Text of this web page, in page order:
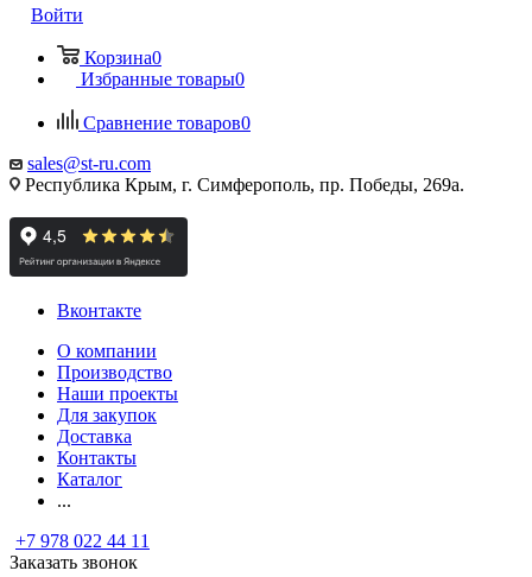
Войти
Корзина0
Избранные товары0
Сравнение товаров0
sales@st-ru.com
Республика Крым, г. Симферополь, пр. Победы, 269а.
Вконтакте
О компании
Производство
Наши проекты
Для закупок
Доставка
Контакты
Каталог
...
+7 978 022 44 11
Заказать звонок